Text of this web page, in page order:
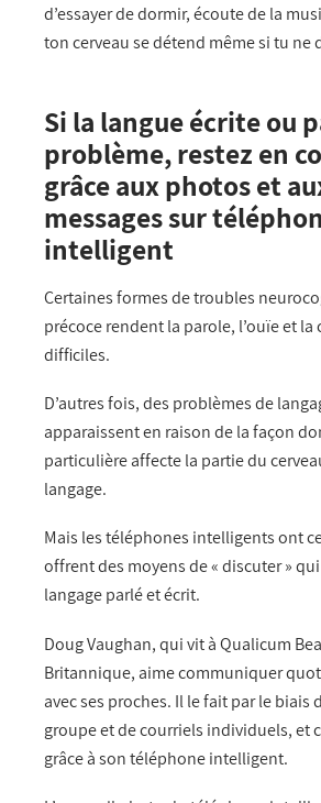
d’essayer de dormir, écoute de la
ton cerveau se détend même si tu ne
Si la langue écrite ou
problème, restez en
grâce aux photos et
messages sur
intelligent
Certaines formes de troubles
précoce rendent la parole, l’ouïe et
difficiles.
D’autres fois, des problèmes de
apparaissent en raison de la façon
particulière affecte la partie du
langage.
Mais les téléphones intelligents ont
offrent des moyens de « discuter »
langage parlé et écrit.
Doug Vaughan, qui vit à Qualicum
Britannique, aime communiquer
avec ses proches. Il le fait par le biais
groupe et de courriels individuels, et
grâce à son téléphone intelligent.